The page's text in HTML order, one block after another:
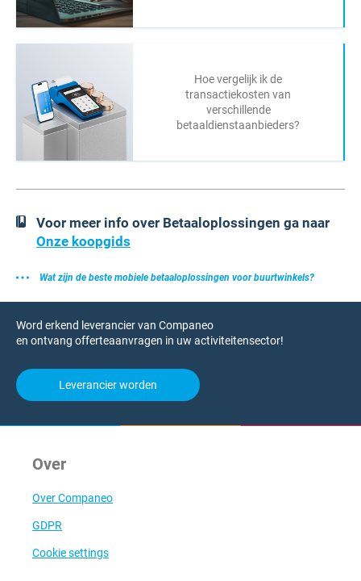
Hoe vergelijk ik de
transactiekosten van
verschillende
betaaldienstaanbieders?
Voor meer info over Betaaloplossingen ga naar
Onze koopgids
Wat zijn de beste mobiele betaaloplossingen voor buurtwinkels?
Word erkend leverancier van Companeo
en ontvang offerteaanvragen in uw activiteitensector!
Leverancier worden
Over
Over Companeo
GDPR
Cookie settings